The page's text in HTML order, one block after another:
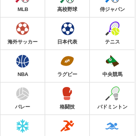
MLB 高校野球 侍ジャパン
海外サッカー 日本代表 テニス
NBA ラグビー 中央競馬
バレー 格闘技 バドミントン